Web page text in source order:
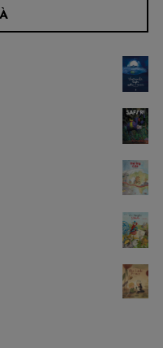
Le